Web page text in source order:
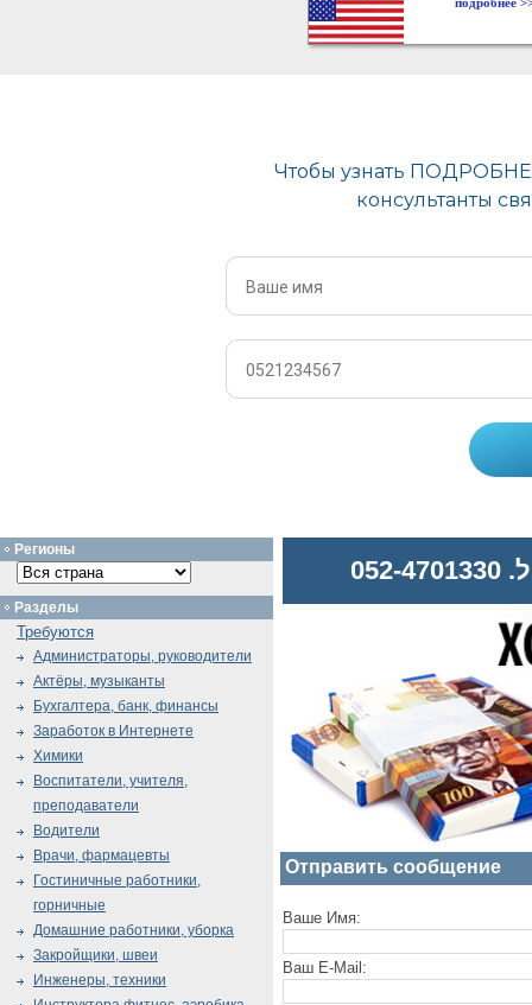
Отправить сообщение
Ваше Имя:
Ваш E-Mail:
Регионы
Разделы
Требуются
Администраторы, руководители
Актёры, музыканты
Бухгалтера, банк, финансы
Заработок в Интернете
Химики
Воспитатели, учителя,
преподаватели
Водители
Врачи, фармацевты
Гостиничные работники,
горничные
Домашние работники, уборка
Закройщики, швеи
Инженеры, техники